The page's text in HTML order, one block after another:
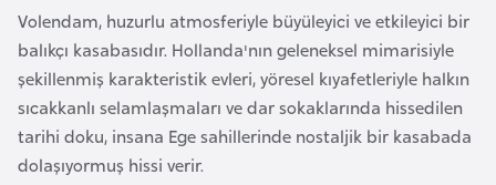
Volendam, huzurlu atmosferiyle büyüleyici ve etkileyici bir
balıkçı kasabasıdır. Hollanda'nın geleneksel mimarisiyle
şekillenmiş karakteristik evleri, yöresel kıyafetleriyle halkın
sıcakkanlı selamlaşmaları ve dar sokaklarında hissedilen
tarihi doku, insana Ege sahillerinde nostaljik bir kasabada
dolaşıyormuş hissi verir.
n
g
l
a
d
e